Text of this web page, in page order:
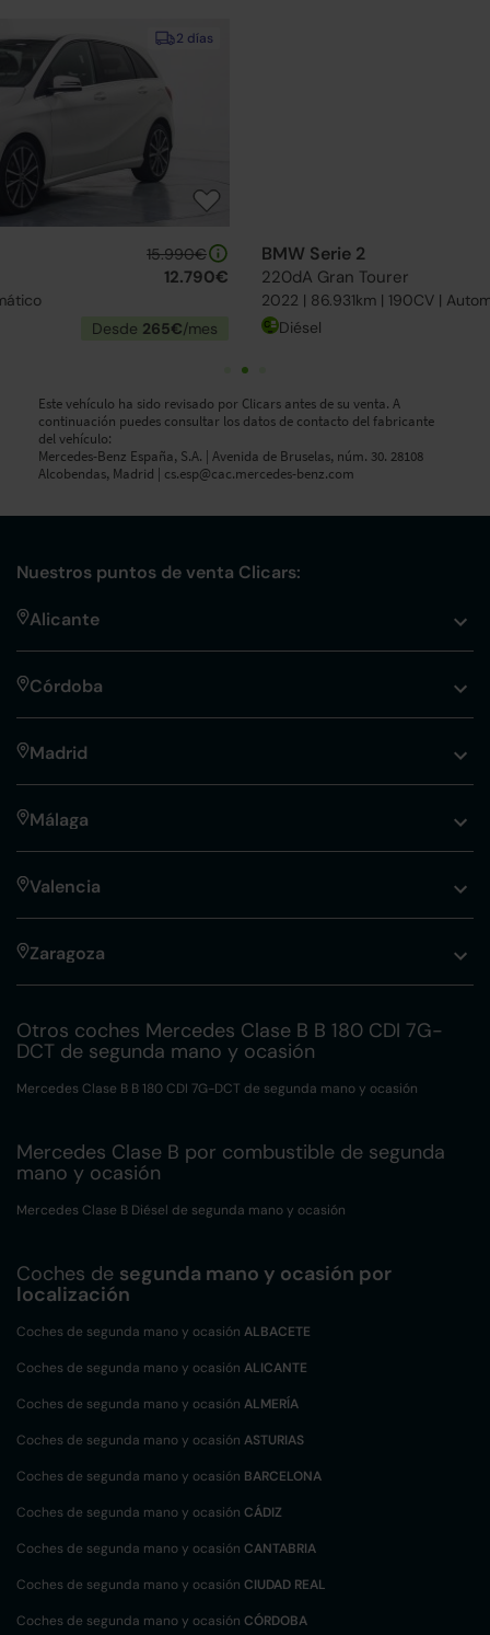
2022 | 86.931km | 190CV | Automático
19.390€
Este vehículo ha sido revisado por Clicars antes de su venta. A
continuación puedes consultar los datos de contacto del fabricante
del vehículo:
Mercedes-Benz España, S.A. | Avenida de Bruselas, núm. 30. 28108
Alcobendas, Madrid | cs.esp@cac.mercedes-benz.com
Nuestros puntos de venta Clicars:
Alicante
Córdoba
Madrid
Málaga
Valencia
Zaragoza
Otros coches Mercedes Clase B B 180 CDI 7G-
DCT de segunda mano y ocasión
Mercedes Clase B B 180 CDI 7G-DCT de segunda mano y ocasión
Mercedes Clase B por combustible de segunda
mano y ocasión
Mercedes Clase B Diésel de segunda mano y ocasión
Coches de segunda mano y ocasión por
localización
Coches de segunda mano y ocasión ALBACETE
Coches de segunda mano y ocasión ALICANTE
Coches de segunda mano y ocasión ALMERÍA
Coches de segunda mano y ocasión ASTURIAS
Coches de segunda mano y ocasión BARCELONA
Coches de segunda mano y ocasión CÁDIZ
Coches de segunda mano y ocasión CANTABRIA
Coches de segunda mano y ocasión CIUDAD REAL
Coches de segunda mano y ocasión CÓRDOBA